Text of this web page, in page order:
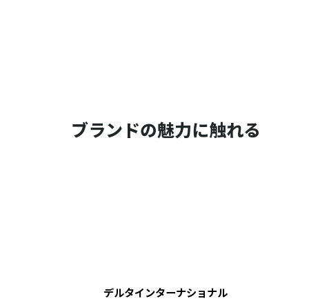
ブランドの魅力に触れる
デルタインターナショナル